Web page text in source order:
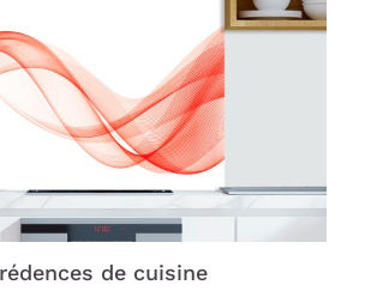
de cuisine